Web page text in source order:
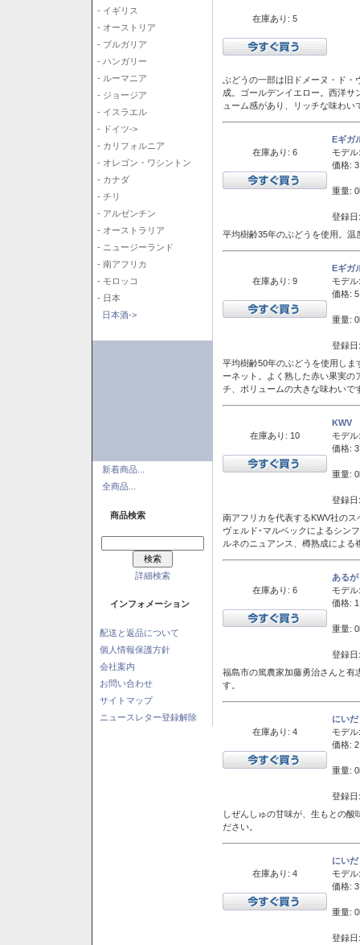
- イギリス
- オーストリア
- ブルガリア
- ハンガリー
- ルーマニア
- ジョージア
- イスラエル
- ドイツ->
- カリフォルニア
- オレゴン・ワシントン
- カナダ
- チリ
- アルゼンチン
- オーストラリア
- ニュージーランド
- 南アフリカ
- モロッコ
- 日本
日本酒->
新着商品...
全商品...
商品検索
詳細検索
インフォメーション
配送と返品について
個人情報保護方針
会社案内
お問い合わせ
サイトマップ
ニュースレター登録解除
在庫あり: 5
ぶどうの一部は旧ドメーヌ・ド・
成。ゴールデンイエロー。西洋
ューム感があり、リッチな味わい
在庫あり: 6
Eギガ
モデル:
価格:
重量:
登録
平均樹齢35年のぶどうを使用。
在庫あり: 9
Eギガ
モデル:
価格:
重量:
登録
平均樹齢50年のぶどうを使用し
ーネット。よく熟した赤い果実
チ、ボリュームの大きな味わいで
在庫あり: 10
KWV
モデル:
価格:
重量:
登録
南アフリカを代表するKWV社の
ヴェルド･マルベックによるシン
ルネのニュアンス、樽熟成によ
在庫あり: 6
ある
モデル:
価格:
重量:
登録
福島市の篤農家加藤勇治さんと有
す。
在庫あり: 4
にい
モデル:
価格:
重量:
登録
しぜんしゅの甘味が、生もとの
ださい。
在庫あり: 4
にい
モデル:
価格:
重量:
登録